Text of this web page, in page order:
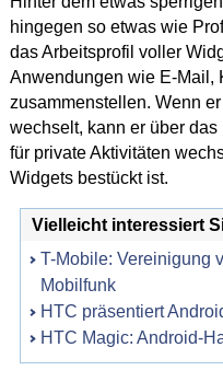
hingegen so etwas wie
das Arbeitsprofil voller
Anwendungen wie E-Mail,
zusammenstellen. Wenn
wechselt, kann er über
für private Aktivitäten
Widgets bestückt ist.
Vielleicht interessiert
T-Mobile: Vereinigung
Mobilfunk
HTC präsentiert
HTC Magic: Android-